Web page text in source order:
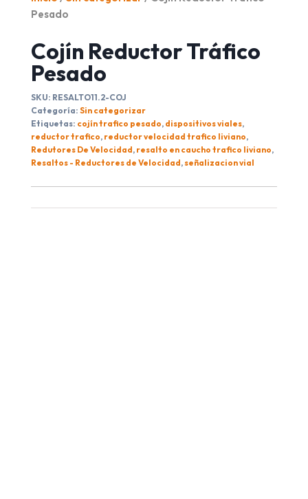
Pesado
Cojín Reductor Tráfico
Pesado
SKU: RESALTO11.2-COJ
Categoría: Sin categorizar
Etiquetas: cojín trafico pesado, dispositivos viales,
reductor trafico, reductor velocidad trafico liviano,
Redutores De Velocidad, resalto en caucho trafico liviano,
Resaltos - Reductores de Velocidad,señalizacion vial